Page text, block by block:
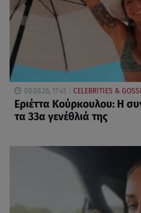
08.08.26, 17:45 CELEBRITIES &
Εριέττα Κούρκουλου: Η
τα 33α γενέθλιά της